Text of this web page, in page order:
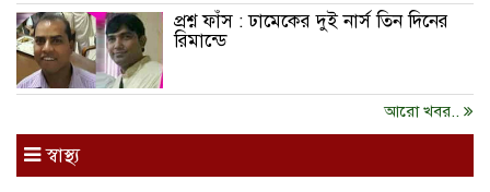
প্রশ্ন ফাঁস : ঢামেকের দুই নার্স তিন দিনের
রিমান্ডে
আরো খবর..
স্বাস্থ্য